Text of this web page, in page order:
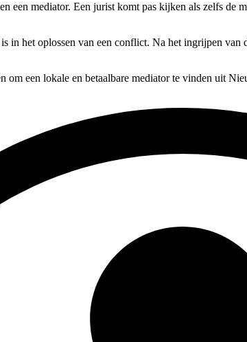
een mediator. Een jurist komt pas kijken als zelfs
in het oplossen van een conflict. Na het ingrijpen
om een lokale en betaalbare mediator te vinden uit